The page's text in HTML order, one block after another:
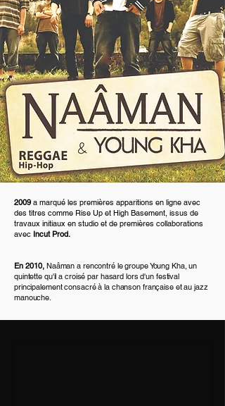
2009 a marqué les premières apparitions en ligne avec
des titres comme Rise Up et High Basement, issus de
travaux initiaux en studio et de premières collaborations
avec Incut Prod.
En 2010, Naâman a rencontré le groupe Young Kha, un
quintette qu'il a croisé par hasard lors d'un festival
principalement consacré à la chanson française et au jazz
manouche.